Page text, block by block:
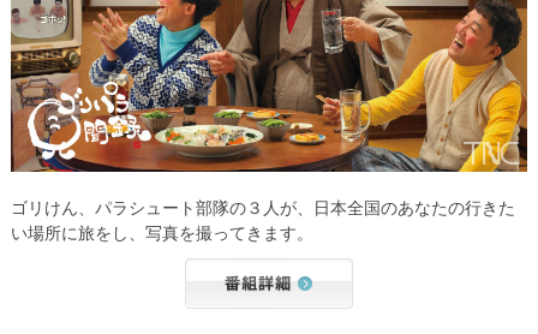
ゴリけん、パラシュート部隊の３人が、日本全国のあなたの行きた
い場所に旅をし、写真を撮ってきます。